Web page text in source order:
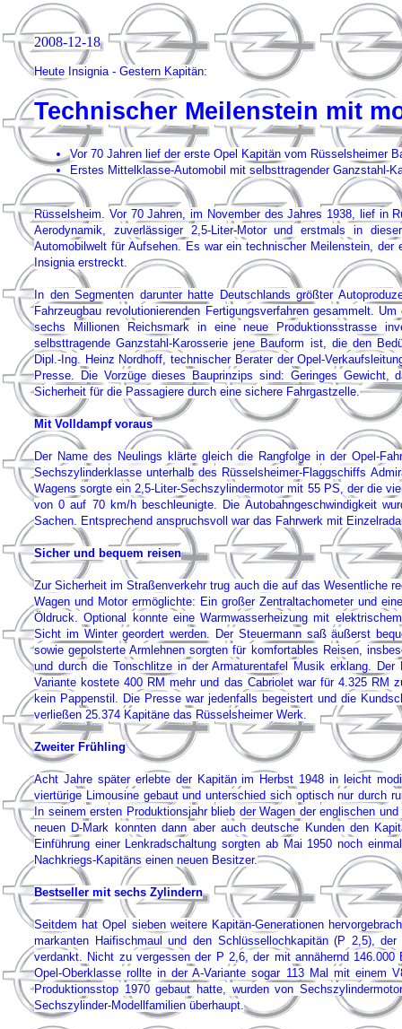
2008-12-18
Heute Insignia - Gestern Kapitän:
Technischer Meilenstein mit
Vor 70 Jahren lief der erste Opel Kapitän vom Rüsselsheimer
Erstes Mittelklasse-Automobil mit selbsttragender Ganzstahl-
Rüsselsheim. Vor 70 Jahren, im November des Jahres 1938, lief in
Aerodynamik, zuverlässiger 2,5-Liter-Motor und erstmals in
Automobilwelt für Aufsehen. Es war ein technischer Meilenstein,
Insignia erstreckt.
In den Segmenten darunter hatte Deutschlands größter
Fahrzeugbau revolutionierenden Fertigungsverfahren gesammelt.
sechs Millionen Reichsmark in eine neue Produktionsstrasse
selbsttragende Ganzstahl-Karosserie jene Bauform ist, die den
Dipl.-Ing. Heinz Nordhoff, technischer Berater der Opel-
Presse. Die Vorzüge dieses Bauprinzips sind: Geringes Gewicht,
Sicherheit für die Passagiere durch eine sichere Fahrgastzelle.
Mit Volldampf voraus
Der Name des Neulings klärte gleich die Rangfolge in der Opel-
Sechszylinderklasse unterhalb des Rüsselsheimer-Flaggschiffs
Wagens sorgte ein 2,5-Liter-Sechszylindermotor mit 55 PS, der die
von 0 auf 70 km/h beschleunigte. Die Autobahngeschwindigkeit
Sachen. Entsprechend anspruchsvoll war das Fahrwerk mit
Sicher und bequem reisen
Zur Sicherheit im Straßenverkehr trug auch die auf das Wesentliche
Wagen und Motor ermöglichte: Ein großer Zentraltachometer und
Öldruck. Optional konnte eine Warmwasserheizung mit
Sicht im Winter geordert werden. Der Steuermann saß äußerst
sowie gepolsterte Armlehnen sorgten für komfortables Reisen,
und durch die Tonschlitze in der Armaturentafel Musik erklang.
Variante kostete 400 RM mehr und das Cabriolet war für 4.325 RM
kein Pappenstil. Die Presse war jedenfalls begeistert und die
verließen 25.374 Kapitäne das Rüsselsheimer Werk.
Zweiter Frühling
Acht Jahre später erlebte der Kapitän im Herbst 1948 in leicht
viertürige Limousine gebaut und unterschied sich optisch nur durch
In seinem ersten Produktionsjahr blieb der Wagen der englischen
neuen D-Mark konnten dann aber auch deutsche Kunden den
Einführung einer Lenkradschaltung sorgten ab Mai 1950 noch
Nachkriegs-Kapitäns einen neuen Besitzer.
Bestseller mit sechs Zylindern
Seitdem hat Opel sieben weitere Kapitän-Generationen
markanten Haifischmaul und den Schlüssellochkapitän (P 2,5),
verdankt. Nicht zu vergessen der P 2,6, der mit annähernd
Opel-Oberklasse rollte in der A-Variante sogar 113 Mal mit einem
Produktionsstop 1970 gebaut hatte, wurden von
Sechszylinder-Modellfamilien überhaupt.